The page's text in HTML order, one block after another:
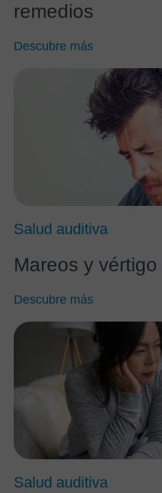
remedios
Descubre más
Salud auditiva
Mareos y vértigo
Descubre más
Salud auditiva